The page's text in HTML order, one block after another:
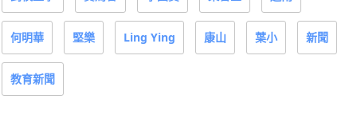
何明華 堅樂 Ling Ying 康山 葉小 新聞
教育新聞